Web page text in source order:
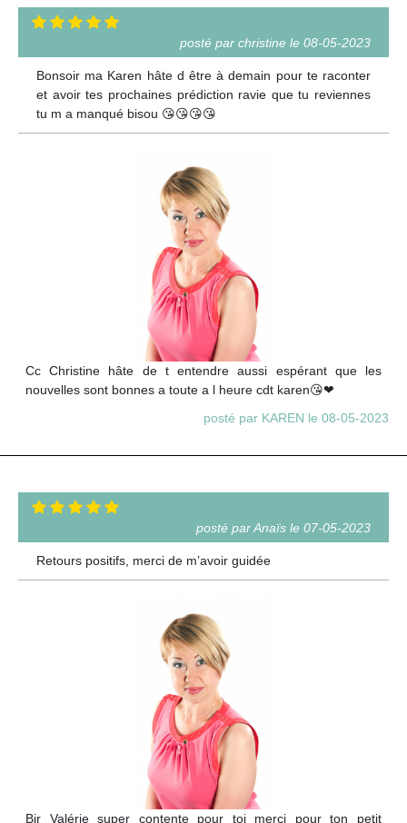
posté par christine le 08-05-2023
Bonsoir ma Karen hâte d être à demain pour te raconter
et avoir tes prochaines prédiction ravie que tu reviennes
tu m a manqué bisou 😘😘😘😘
Cc Christine hâte de t entendre aussi espérant que les
nouvelles sont bonnes a toute a l heure cdt karen😘❤
posté par KAREN le 08-05-2023
posté par Anaïs le 07-05-2023
Retours positifs, merci de m’avoir guidée
Bjr Valérie super contente pour toi merci pour ton petit